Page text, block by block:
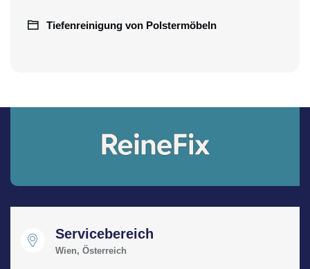
Tiefenreinigung von Polstermöbeln
Servicebereich
Wien, Österreich